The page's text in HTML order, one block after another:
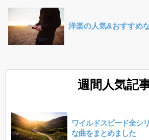
洋楽の人気&おすすめ
週間人気記
ワイルドスピード全シ
な曲をまとめました